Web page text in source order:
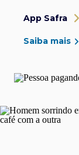
App Safra
Saiba mais